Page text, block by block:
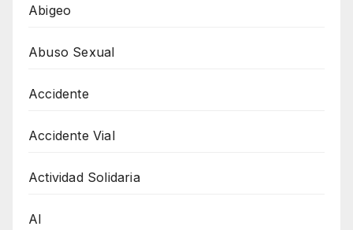
Abigeo
Abuso Sexual
Accidente
Accidente Vial
Actividad Solidaria
AI